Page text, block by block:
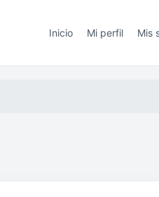
Inicio Mi perfil Mis